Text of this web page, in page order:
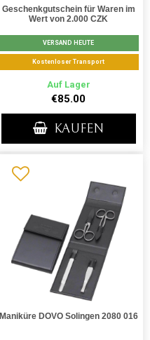
Geschenkgutschein für Waren im
Wert von 2.000 CZK
VERSAND HEUTE
Kostenloser Transport
Auf Lager
€85.00
KAUFEN
Maniküre DOVO Solingen 2080 016